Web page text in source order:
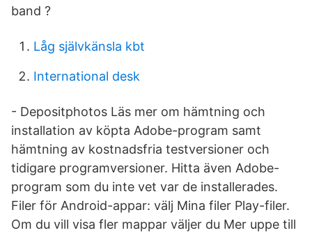
band ?
Låg självkänsla kbt
International desk
- Depositphotos Läs mer om hämtning och
installation av köpta Adobe-program samt
hämtning av kostnadsfria testversioner och
tidigare programversioner. Hitta även Adobe-
program som du inte vet var de installerades.
Filer för Android-appar: välj Mina filer Play-filer.
Om du vill visa fler mappar väljer du Mer uppe till